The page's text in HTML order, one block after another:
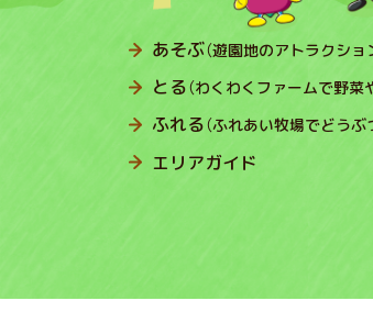
あそぶ（遊園地のアトラクショ
とる（わくわくファームで野菜
ふれる（ふれあい牧場でどうぶ
エリアガイド